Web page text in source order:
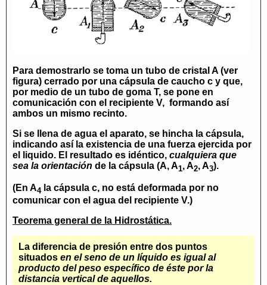
Para demostrarlo se toma un tubo de cristal A (ver
figura) cerrado por una cápsula de caucho c y que,
por medio de un tubo de goma T, se pone en
comunicación con el recipiente V, formando así
ambos un mismo recinto.
Si se llena de agua el aparato, se hincha la cápsula,
indicando así la existencia de una fuerza ejercida por
el liquido. El resultado es idéntico, cualquiera que
sea la orientación de la cápsula (A, A1, A2, A3).
(En A4 la cápsula c, no está deformada por no
comunicar con el agua del recipiente V.)
Teorema general de la Hidrostática.
La diferencia de presión entre dos puntos
situados en el seno de un líquido es igual al
producto del peso específico de éste por la
distancia vertical de aquellos.